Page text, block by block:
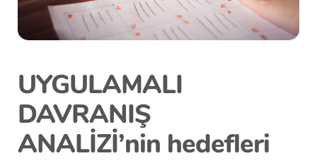
UYGULAMALI
DAVRANIŞ
ANALİZİ’nin hedefleri